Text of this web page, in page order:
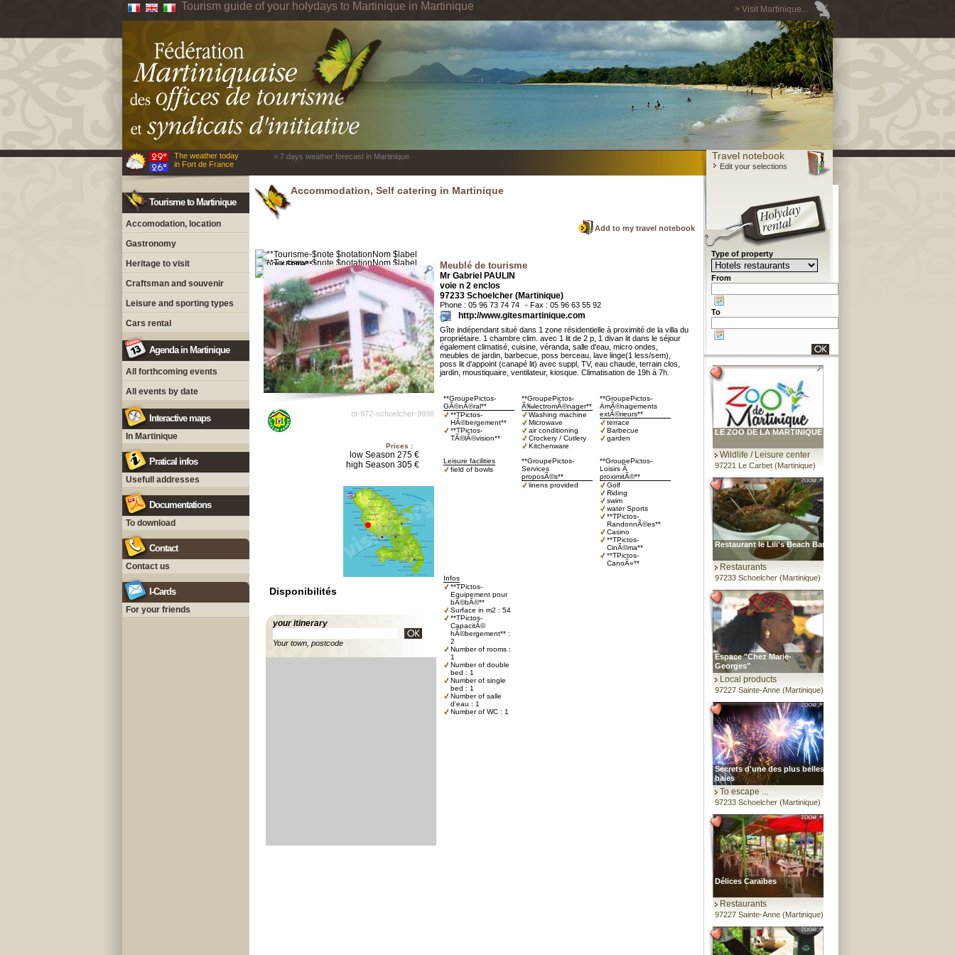
> Visit Martinique...
Tourism guide of your holydays to Martinique in Martinique
The weather today
in Fort de France
> 7 days weather forecast in Martinique Travel notebook
Edit your selections
Tourisme to Martinique
Accomodation, location
Gastronomy
Heritage to visit
Craftsman and souvenir
Leisure and sporting types
Cars rental
Agenda in Martinique
All forthcoming events
All events by date
Interactive maps
In Martinique
Pratical infos
Usefull addresses
Documentations
To download
Contact
Contact us
I-Cards
For your friends
Accommodation, Self catering in Martinique
Add to my travel notebook
ot-972-schoelcher-9998
Prices :
low Season 275 €
high Season 305 €
Disponibilités
your itinerary
Your town, postcode
Meublé de tourisme
Mr Gabriel PAULIN
voie n 2 enclos
97233 Schoelcher (Martinique)
Phone : 05 96 73 74 74 - Fax : 05 96 63 55 92
http://www.gitesmartinique.com
Gîte indépendant situé dans 1 zone résidentielle à proximité de la villa du
propriétaire. 1 chambre clim. avec 1 lit de 2 p, 1 divan lit dans le séjour
également climatisé, cuisine, véranda, salle d'eau, micro ondes,
meubles de jardin, barbecue, poss berceau, lave linge(1 less/sem),
poss lit d'appoint (canapé lit) avec suppl, TV, eau chaude, terrain clos,
jardin, moustiquaire, ventilateur, kiosque. Climatisation de 19h à 7h.
**GroupePictos-
GÃ©nÃ©ral**
**TPictos-
HÃ©bergement**
**TPictos-
TÃ©lÃ©vision**
**GroupePictos-
Ã‰lectromÃ©nager**
Washing machine
Microwave
air conditioning
Crockery / Cutlery
Kitchenware
**GroupePictos-
AmÃ©nagements
extÃ©rieurs**
terrace
Barbecue
garden
Leisure facilities
field of bowls
**GroupePictos-
Services
proposÃ©s**
linens provided
**GroupePictos-
Loisirs Ã
proximitÃ©**
Golf
Riding
swim
water Sports
**TPictos-
RandonnÃ©es**
Casino
**TPictos-
CinÃ©ma**
**TPictos-
CanoÃ«**
Infos
**TPictos-
Equipement pour
bÃ©bÃ©**
Surface in m2 : 54
**TPictos-
CapacitÃ©
hÃ©bergement** :
2
Number of rooms :
1
Number of double
bed : 1
Number of single
bed : 1
Number of salle
d'eau : 1
Number of WC : 1
Type of property
From
To
LE ZOO DE LA MARTINIQUE
Wildlife / Leisure center
97221 Le Carbet (Martinique)
Restaurant le Lili's Beach Bar
Restaurants
97233 Schoelcher (Martinique)
Espace "Chez Marie-
Georges"
Local products
97227 Sainte-Anne (Martinique)
Secrets d'une des plus belles
baies
To escape ...
97233 Schoelcher (Martinique)
Délices Caraïbes
Restaurants
97227 Sainte-Anne (Martinique)